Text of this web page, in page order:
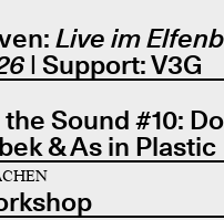
Live im
| Support: V3G
Sound #10:
& As in Plastic